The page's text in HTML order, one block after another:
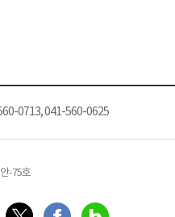
0713, 041-560-0625
-75호